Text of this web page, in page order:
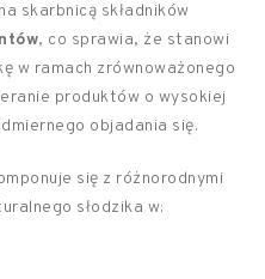
skarbnicą składników
, co sprawia, że stanowi
w ramach zrównoważonego
produktów o wysokiej
objadania się.
się z różnorodnymi
słodzika w: